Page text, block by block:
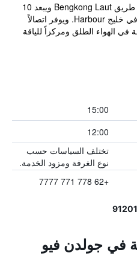
يقع فندق Golden View Hotel على طريق Bengkong Laut ويبعد 10
دقائق بالسيارة عن محطة العبّارات في خليج Harbour. ويوفر اتصالاً
في الهواء الطلق ومركزاً للياقة
15:00
12:00
تختلف السياسات حسب
نوع الغرفة ومزود الخدمة.
+62 778 771 7777
في جولدن فيو